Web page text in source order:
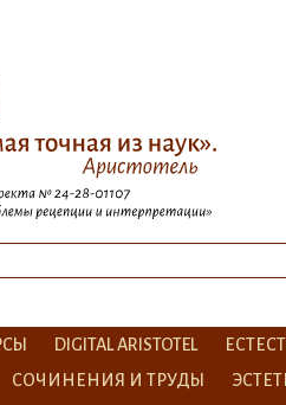
DIGITAL ARISTOTEL
СОЧИНЕНИЯ И ТРУДЫ